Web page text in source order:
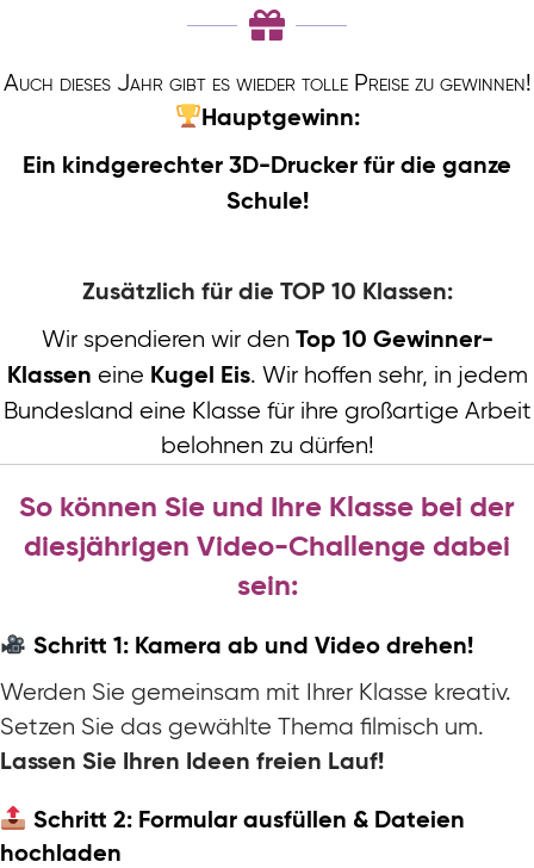
Auch dieses Jahr gibt es wieder tolle Preise zu gewinnen!
Hauptgewinn:
Ein kindgerechter 3D-Drucker für die ganze
Schule!
Zusätzlich für die TOP 10 Klassen:
Wir spendieren wir den Top 10 Gewinner-
Klassen eine Kugel Eis. Wir hoffen sehr, in jedem
Bundesland eine Klasse für ihre großartige Arbeit
belohnen zu dürfen!
So können Sie und Ihre Klasse bei der
diesjährigen Video-Challenge dabei
sein:
Schritt 1: Kamera ab und Video drehen!
Werden Sie gemeinsam mit Ihrer Klasse kreativ.
Setzen Sie das gewählte Thema filmisch um.
Lassen Sie Ihren Ideen freien Lauf!
Schritt 2: Formular ausfüllen & Dateien
hochladen